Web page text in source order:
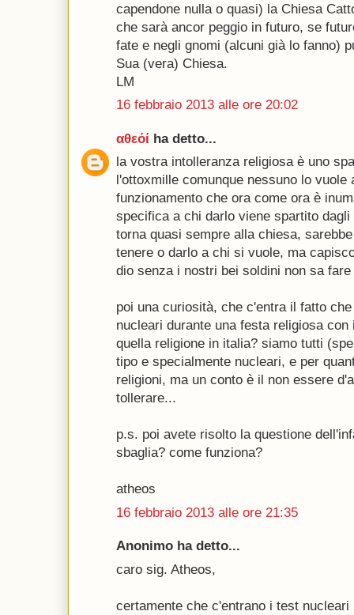
capendone nulla o quasi) la Chiesa
che sarà ancor peggio in futuro, se
fate e negli gnomi (alcuni già lo fanno)
Sua (vera) Chiesa.
LM
16 febbraio 2013 alle ore 20:02
αθεόί ha detto...
la vostra intolleranza religiosa è uno
l'ottoxmille comunque nessuno lo
funzionamento che ora come ora è
specifica a chi darlo viene spartito
torna quasi sempre alla chiesa,
tenere o darlo a chi si vuole, ma
dio senza i nostri bei soldini non sa
poi una curiosità, che c'entra il fatto
nucleari durante una festa religiosa
quella religione in italia? siamo tutti
tipo e specialmente nucleari, e per
religioni, ma un conto è il non essere
tollerare...
p.s. poi avete risolto la questione
sbaglia? come funziona?
atheos
16 febbraio 2013 alle ore 21:35
Anonimo ha detto...
caro sig. Atheos,
certamente che c'entrano i test